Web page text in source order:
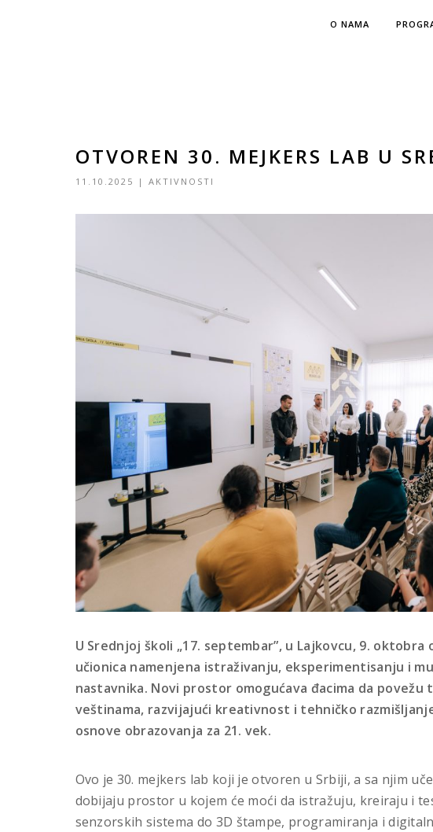
O NAMA
OTVOREN 30. MEJKERS LAB U
11.10.2025 | AKTIVNOSTI
U Srednjoj školi „17. septembar”, u Lajkovcu, 9.
učionica namenjena istraživanju, eksperimentisanju i
nastavnika. Novi prostor omogućava đacima da
veštinama, razvijajući kreativnost i tehničko
osnove obrazovanja za 21. vek.
Ovo je 30. mejkers lab koji je otvoren u Srbiji, a sa njim
dobijaju prostor u kojem će moći da istražuju, kreiraju i
senzorskih sistema do 3D štampe, programiranja i